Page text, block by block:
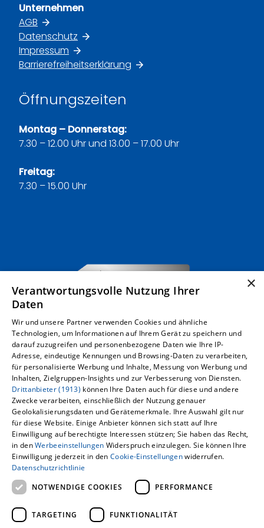
Unternehmen
AGB
Datenschutz
Impressum
Barrierefreiheitserklärung
Öffnungszeiten
Montag – Donnerstag:
7.30 – 12.00 Uhr und 13.00 – 17.00 Uhr
Freitag:
7.30 – 15.00 Uhr
Um externe HTML-Inhalte anzuzeigen,
benötigen wir Ihre Einwilligung.
Weitere Informationen finden Sie in unserer
Datenschutzerklärung.
COOKIE-EINSTELLUNGEN ÖFFNEN
×
Verantwortungsvolle Nutzung Ihrer
Daten
Wir und unsere Partner verwenden Cookies und ähnliche
Technologien, um Informationen auf Ihrem Gerät zu speichern und
darauf zuzugreifen und personenbezogene Daten wie Ihre IP-
Adresse, eindeutige Kennungen und Browsing-Daten zu verarbeiten,
für personalisierte Werbung und Inhalte, Messung von Werbung und
Inhalten, Zielgruppen-Insights und zur Verbesserung von Diensten.
Drittanbieter (1913) können Ihre Daten auch für diese und andere
Zwecke verarbeiten, einschließlich der Nutzung genauer
Geolokalisierungsdaten und Gerätemerkmale. Ihre Auswahl gilt nur
für diese Website. Einige Anbieter können sich statt auf Ihre
Einwilligung auf berechtigte Interessen stützen; Sie haben das Recht,
in denWerbeeinstellungen Widerspruch einzulegen. Sie können Ihre
Einwilligung jederzeit in denCookie-Einstellungenwiderrufen.
Datenschutzrichtlinie
NOTWENDIGE COOKIES
PERFORMANCE
TARGETING FUNKTIONALITÄT